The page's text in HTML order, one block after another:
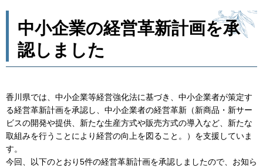
中小企業の経営革新計画を承
認しました
香川県では、中小企業等経営強化法に基づき、中小企業者が策定す
る経営革新計画を承認し、中小企業者の経営革新（新商品・新サー
ビスの開発や提供、新たな生産方式や販売方式の導入など、新たな
取組みを行うことにより経営の向上を図ること。）を支援していま
す。
今回、以下のとおり5件の経営革新計画を承認しましたので、お知ら